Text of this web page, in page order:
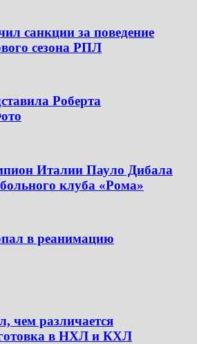
санкции за поведение
сезона РПЛ
Роберта
Италии Пауло Дибала
клуба «Рома»
в реанимацию
чем различается
в НХЛ и КХЛ